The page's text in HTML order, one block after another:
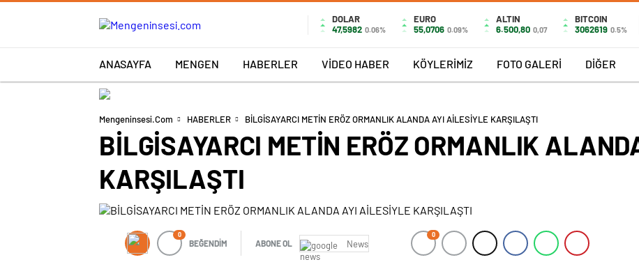
DOLAR
47,5982 0.06%
EURO
55,0706 0.09%
ALTIN
6.500,80 0,07
BITCOIN
3062619 0.5%
ANASAYFA MENGEN HABERLER VİDEO HABER KÖYLERİMİZ FOTO GALERİ DİĞER
Mengeninsesi.com HABERLER BİLGİSAYARCI METİN ERÖZ ORMANLIK ALANDA AYI AİLESİYLE KARŞILAŞTI
BİLGİSAYARCI METİN ERÖZ ORMANLIK
KARŞILAŞTI
0
BEĞENDİM ABONE OL News
0